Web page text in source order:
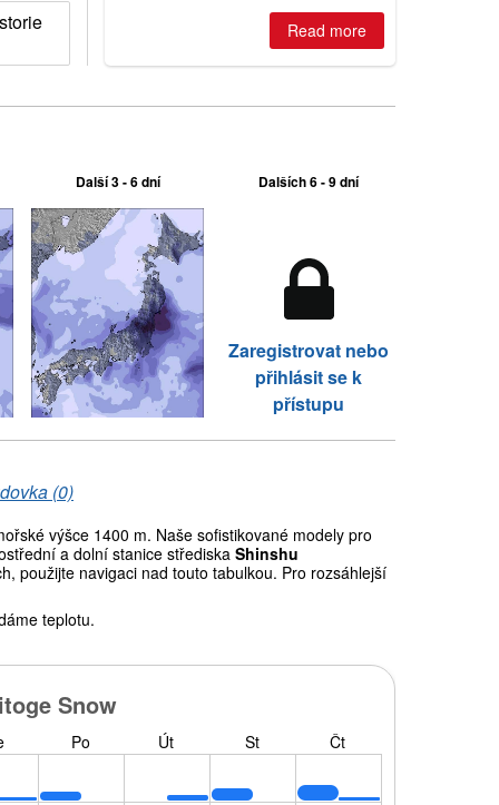
Australian areas open most terrain of
2026, northern hemisphere down to
two outdoor areas still open.
Read more
Další 3 - 6 dní Dalších 6 - 9 dní
Zaregistrovat nebo
přihlásit se k
přístupu
(0)
výšce 1400 m. Naše sofistikované modely pro
a dolní stanice střediska Shinshu
použijte navigaci nad touto tabulkou. Pro rozsáhlejší
teplotu.